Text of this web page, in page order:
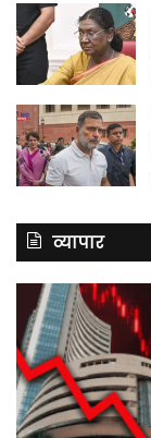
व्यापार